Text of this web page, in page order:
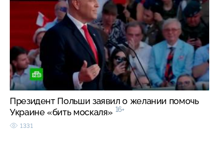
Президент Польши заявил о желании помочь
Украине «бить москаля» 16+
1331